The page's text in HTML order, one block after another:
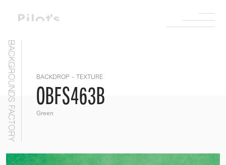
BACKGROUNDS FACTORY BACKDROP - TEXTURE
OBFS463B
Green